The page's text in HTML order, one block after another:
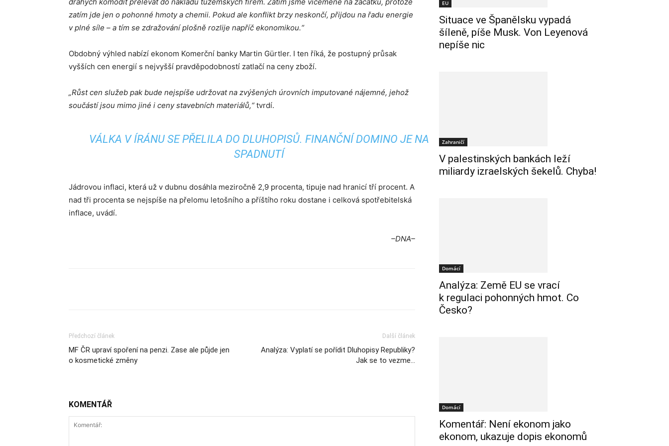
zatím jde jen o pohonné hmoty a chemii. Pokud ale konflikt brzy neskončí, přijdou na řadu energie
v plné síle – a tím se zdražování plošně rozlije napříč ekonomikou.“
Obdobný výhled nabízí ekonom Komerční banky Martin Gürtler. I ten říká, že postupný průsak
vyšších cen energií s nejvyšší pravděpodobností zatlačí na ceny zboží.
„Růst cen služeb pak bude nejspíše udržovat na zvýšených úrovních imputované nájemné, jehož
součástí jsou mimo jiné i ceny stavebních materiálů,“tvrdí.
VÁLKA V ÍRÁNU SE PŘELILA DO DLUHOPISŮ. FINANČNÍ DOMINO JE NA
SPADNUTÍ
Jádrovou inflaci, která už v dubnu dosáhla meziročně 2,9 procenta, tipuje nad hranicí tří procent. A
nad tři procenta se nejspíše na přelomu letošního a příštího roku dostane i celková spotřebitelská
inflace, uvádí.
–DNA–
Předchozí článek
MF ČR upraví spoření na penzi. Zase ale půjde jen
o kosmetické změny
Další článek
Analýza: Vyplatí se pořídit Dluhopisy Republiky?
Jak se to vezme…
KOMENTÁŘ
EU
Situace ve Španělsku vypadá
šíleně, píše Musk. Von Leyenová
nepíše nic
Zahraničí
V palestinských bankách leží
miliardy izraelských šekelů. Chyba!
Domácí
Analýza: Země EU se vrací
k regulaci pohonných hmot. Co
Česko?
Domácí
Komentář: Není ekonom jako
ekonom, ukazuje dopis ekonomů